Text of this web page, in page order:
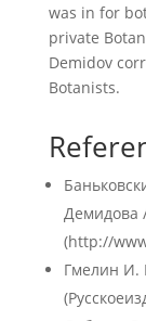
was in for
private
Demidov
Botanists.
Демидова
(http://
Гмелин И.